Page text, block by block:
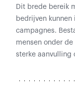
Dit brede bereik
bedrijven
campagnes.
mensen onder de
sterke aanvulling